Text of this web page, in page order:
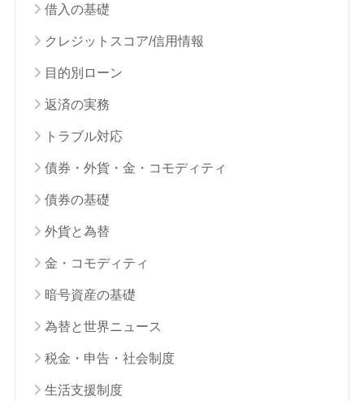
借入の基礎
クレジットスコア/信用情報
目的別ローン
返済の実務
トラブル対応
債券・外貨・金・コモディティ
債券の基礎
外貨と為替
金・コモディティ
暗号資産の基礎
為替と世界ニュース
税金・申告・社会制度
生活支援制度